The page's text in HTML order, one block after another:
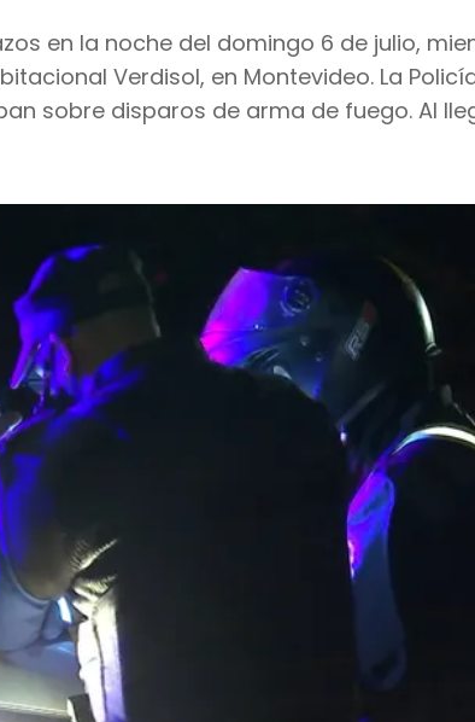
en la noche del domingo 6 de julio,
Verdisol, en Montevideo. La
sobre disparos de arma de fuego. Al